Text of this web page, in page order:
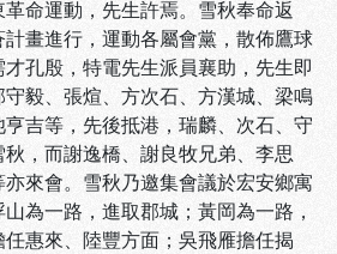
命運動，先生許焉。雪秋奉命返
畫進行，運動各屬會黨，散佈鷹球
孔殷，特電先生派員襄助，先生即
毅、張煊、方次石、方漢城、梁鳴
吉等，先後抵港，瑞麟、次石、守
，而謝逸橋、謝良牧兄弟、李思
來會。雪秋乃邀集會議於宏安鄉寓
為一路，進取郡城；黃岡為一路，
惠來、陸豐方面；吳飛雁擔任揭